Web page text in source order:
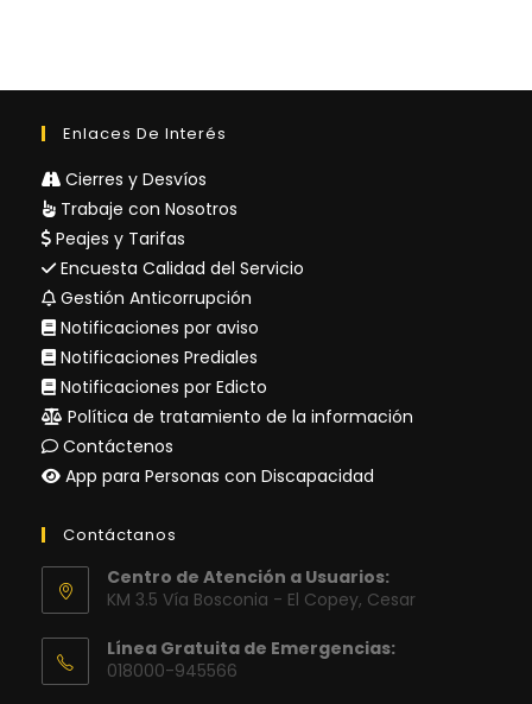
Enlaces De Interés
Cierres y Desvíos
Trabaje con Nosotros
Peajes y Tarifas
Encuesta Calidad del Servicio
Gestión Anticorrupción
Notificaciones por aviso
Notificaciones Prediales
Notificaciones por Edicto
Política de tratamiento de la información
Contáctenos
App para Personas con Discapacidad
Contáctanos
Centro de Atención a Usuarios:
KM 3.5 Vía Bosconia - El Copey, Cesar
Línea Gratuita de Emergencias:
018000-945566